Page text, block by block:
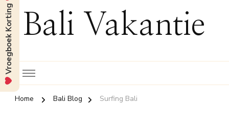
Bali Vakantie
Home Bali Blog Surfing Bali
Vroegboek Korting